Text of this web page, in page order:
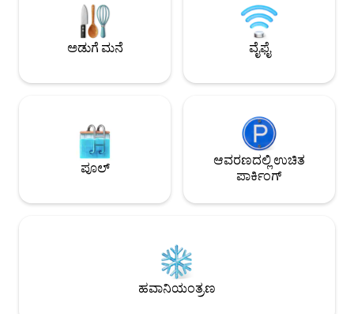
ನಾವು ವಿಶೇಷ ಕಾಳಜಿ ವಹಿಸುತ್ತೇವೆ, ವಿಶೇಷವಾಗಿ
ಓಝೋನ್ ಜನರೇಟರ್‌ಗಳ ಮೂಲಕ ಸ್ಥಳವನ್ನು
ಸ್ಯಾನಿಟೈಸ್ ಮಾಡಲಾಗುತ್ತದೆ. ಅಪಾರ್ಟ್‌ಮೆಂಟ್ ಅನ್ನು
ಹೊಸದಾಗಿ ಬಹಳ ವಿಶೇಷ ರುಚಿಯೊಂದಿಗೆ
ವಿಭಿನ್ನ ಶೈಲಿಗಳನ್ನು ಬೆರೆಸುತ್ತದೆ. ಇದು ಐತಿಹಾಸಿಕ ನಗರ
ಅಪಾರ್ಟ್‌ಮೆಂಟ್ ಆಗಿದೆ: ಮೊದಲ ಮಹಡಿಯಲ್ಲಿ
ಬೆಡ್‌ರೂಮ್‌ಗಳು (ಸೂಟ್ ಮತ್ತು ಎರಡನೇ ಮಲಗುವ
ಕೋಣೆ) ಬಾತ್‌ರೂಮ್ ಮತ್ತು ವಾರ್ಡ್ರೋಬ್ ರೂಮ್
ಇವೆ. ಸೂಟ್ ಅನ್ನು ಗಾಜಿನಲ್ಲಿ ಪ್ರತ್ಯೇಕ
ಪರಿಚಯಿಸಿದೆ ಮತ್ತು ಬಾಲ್ಕನಿ ಮತ್ತು ಅಗ್ಗಿಷ್ಟಿಕೆ
ಕನ್ನಡಿಗಳು, ಉತ್ತಮ ಮಂಚ ಮತ್ತು ಅವಳಿ
ಹಾಸಿಗೆಗಳನ್ನು ಹೊಂದಿರುವ ದೊಡ್ಡ ವಾರ್ಡ್ರೋಬ್ ಇದೆ.
ಸೊಗಸಾದ ಬಿಳಿ ಅಮೃತಶಿಲೆಯ ಮೆಟ್ಟಿಲುಗಳ ಮೂಲಕ
ನಾವು ಹೊಚ್ಚ ಹೊಸ ಮೇಲ್ಛಾವಣಿಯ ಅಡುಗೆಮನೆ
ಸಿಸಿಟಿವಿ, ಟವೆಲ್‌ಗಳು
ಸೆಲ್ಸಿಯಸ್‌ನಲ್ಲಿ ಸ್ಯಾನಿಟೈಸ್
ಅದರ ಎತ್ತರದ,
ಕಿಟಕಿಗಳಿಗೆ
ಪರಿಪೂರ್ಣವಾಗಿದೆ)
ಪರದೆಗಳು ಮತ್ತು
ಸೊಬಗನ್ನು ನೀಡಲು
ಅತ್ಯುತ್ತಮ
ಅಪಾರ್ಟ್‌ಮೆಂಟ್‌ನ
Airbnb ಚಾಟ್,
ವಯಾ ಡಿ ಕಾಂಟಿ
ಅಡುಗೆ ಮನೆ ವೈಫೈ
ಪೂಲ್
ಆವರಣದಲ್ಲಿ ಉಚಿತ
ಪಾರ್ಕಿಂಗ್
ಹವಾನಿಯಂತ್ರಣ